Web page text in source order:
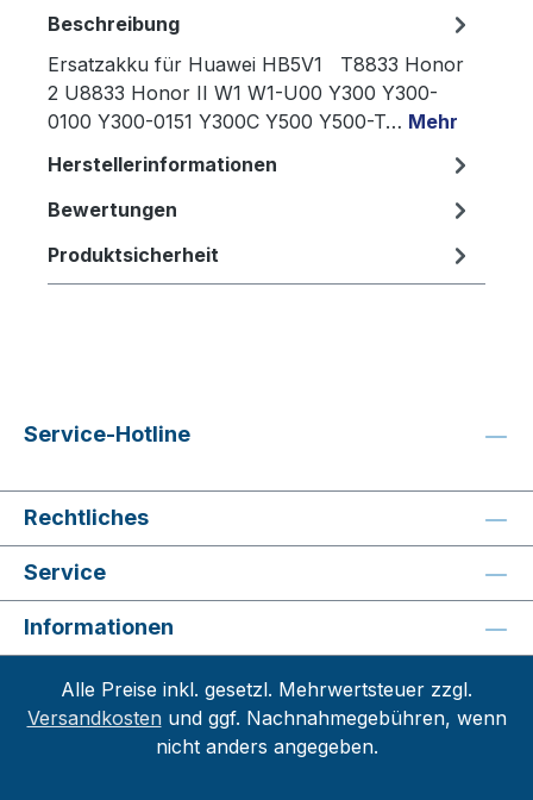
Beschreibung
Ersatzakku für Huawei HB5V1 T8833 Honor
2 U8833 Honor II W1 W1-U00 Y300 Y300-
0100 Y300-0151 Y300C Y500 Y500-T… Mehr
Herstellerinformationen
Bewertungen
Produktsicherheit
Service-Hotline
Rechtliches
Service
Informationen
Alle Preise inkl. gesetzl. Mehrwertsteuer zzgl.
Versandkostenund ggf. Nachnahmegebühren, wenn
nicht anders angegeben.